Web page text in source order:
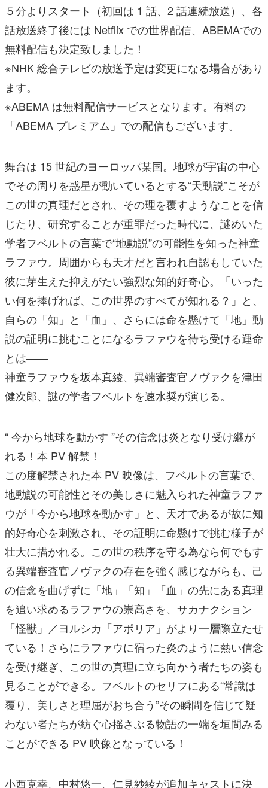
５分よりスタート（初回は 1 話、2 話連続放送）、各
話放送終了後には Netflix での世界配信、ABEMAでの
無料配信も決定致しました！
※NHK 総合テレビの放送予定は変更になる場合があり
ます。
※ABEMA は無料配信サービスとなります。有料の
「ABEMA プレミアム」での配信もございます。
舞台は 15 世紀のヨーロッパ某国。地球が宇宙の中心
でその周りを惑星が動いているとする“天動説”こそが
この世の真理だとされ、その理を覆すようなことを信
じたり、研究することが重罪だった時代に、謎めいた
学者フベルトの言葉で“地動説”の可能性を知った神童
ラファウ。周囲からも天才だと言われ自認もしていた
彼に芽生えた抑えがたい強烈な知的好奇心。「いった
い何を捧げれば、この世界のすべてが知れる？」と、
自らの「知」と「血」、さらには命を懸けて「地」動
説の証明に挑むことになるラファウを待ち受ける運命
とは――
神童ラファウを坂本真綾、異端審査官ノヴァクを津田
健次郎、謎の学者フベルトを速水奨が演じる。
“ 今から地球を動かす ”その信念は炎となり受け継が
れる！本 PV 解禁！
この度解禁された本 PV 映像は、フベルトの言葉で、
地動説の可能性とその美しさに魅入られた神童ラファ
ウが「今から地球を動かす」と、天才であるが故に知
的好奇心を刺激され、その証明に命懸けで挑む様子が
壮大に描かれる。この世の秩序を守る為なら何でもす
る異端審査官ノヴァクの存在を強く感じながらも、己
の信念を曲げずに「地」「知」「血」の先にある真理
を追い求めるラファウの崇高さを、サカナクション
「怪獣」／ヨルシカ「アポリア」がより一層際立たせ
ている！さらにラファウに宿った炎のように熱い信念
を受け継ぎ、この世の真理に立ち向かう者たちの姿も
見ることができる。フベルトのセリフにある“常識は
覆り、美しさと理屈がおち合う”その瞬間を信じて疑
わない者たちが紡ぐ心揺さぶる物語の一端を垣間みる
ことができる PV 映像となっている！
小西克幸、中村悠一、仁見紗綾が追加キャストに決